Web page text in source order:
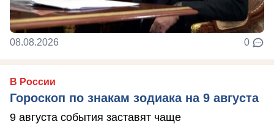
08.08.2026 0
В России
Гороскоп по знакам зодиака на 9 августа
9 августа события заставят чаще